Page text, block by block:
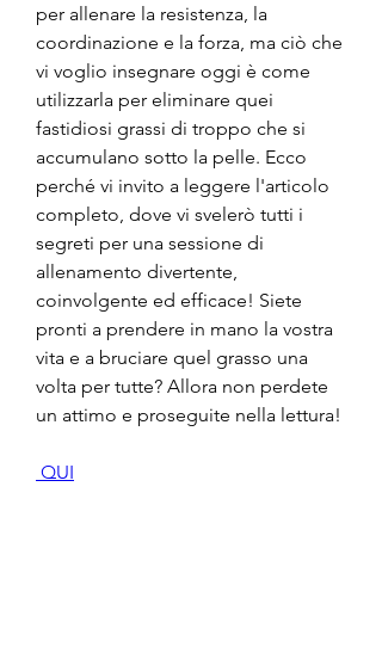
per allenare la resistenza, la
coordinazione e la forza, ma ciò che
vi voglio insegnare oggi è come
utilizzarla per eliminare quei
fastidiosi grassi di troppo che si
accumulano sotto la pelle. Ecco
perché vi invito a leggere l'articolo
completo, dove vi svelerò tutti i
segreti per una sessione di
allenamento divertente,
coinvolgente ed efficace! Siete
pronti a prendere in mano la vostra
vita e a bruciare quel grasso una
volta per tutte? Allora non perdete
un attimo e proseguite nella lettura!
QUI